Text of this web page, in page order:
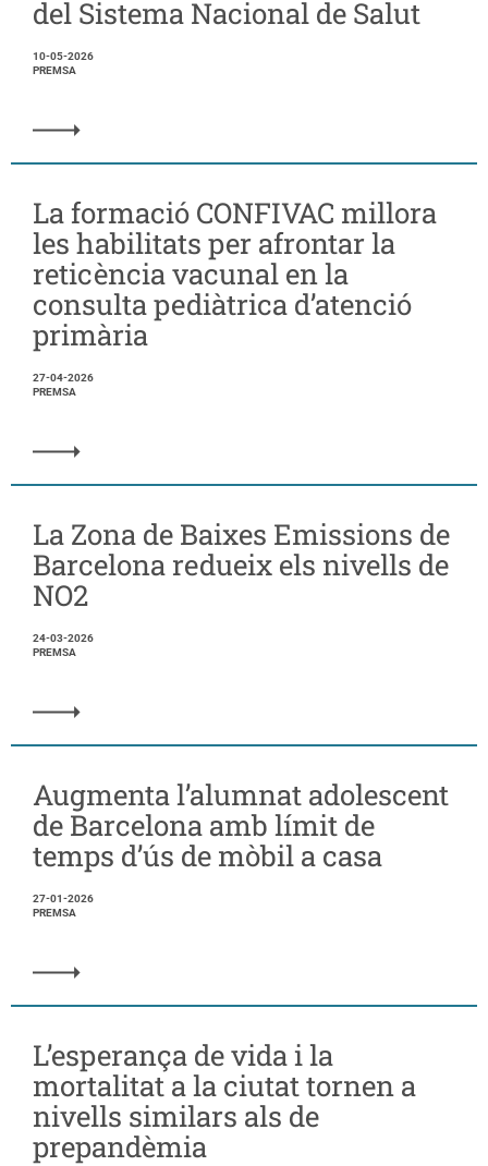
del Sistema Nacional de Salut
10-05-2026
PREMSA
La formació CONFIVAC millora
les habilitats per afrontar la
reticència vacunal en la
consulta pediàtrica d’atenció
primària
27-04-2026
PREMSA
La Zona de Baixes Emissions de
Barcelona redueix els nivells de
NO2
24-03-2026
PREMSA
Augmenta l’alumnat adolescent
de Barcelona amb límit de
temps d’ús de mòbil a casa
27-01-2026
PREMSA
L’esperança de vida i la
mortalitat a la ciutat tornen a
nivells similars als de
prepandèmia